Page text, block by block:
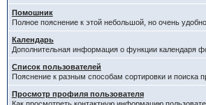
Помошник
Полное пояснение к этой небольшой, но очень
Календарь
Дополнительная информация о функции календаря
Список пользователей
Пояснение к разным способам сортировки и поиска
Просмотр профиля пользователя